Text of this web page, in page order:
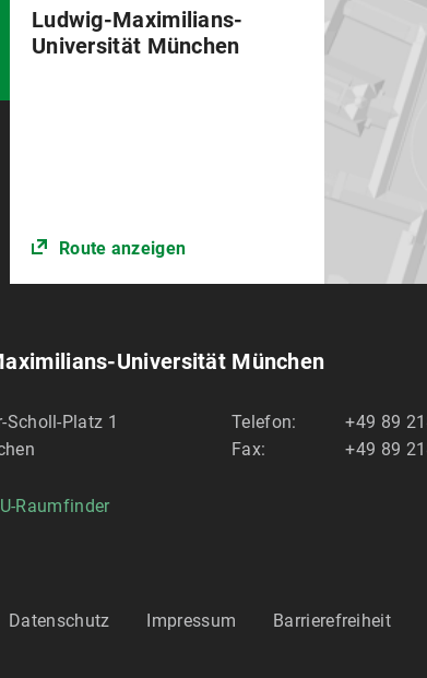
Ludwig-Maximilians-
Universität München
Route anzeigen
Universität München
Scholl-Platz 1
Telefon:
+49 89
Fax:
+49 89
Raumfinder
Datenschutz Impressum Barrierefreiheit